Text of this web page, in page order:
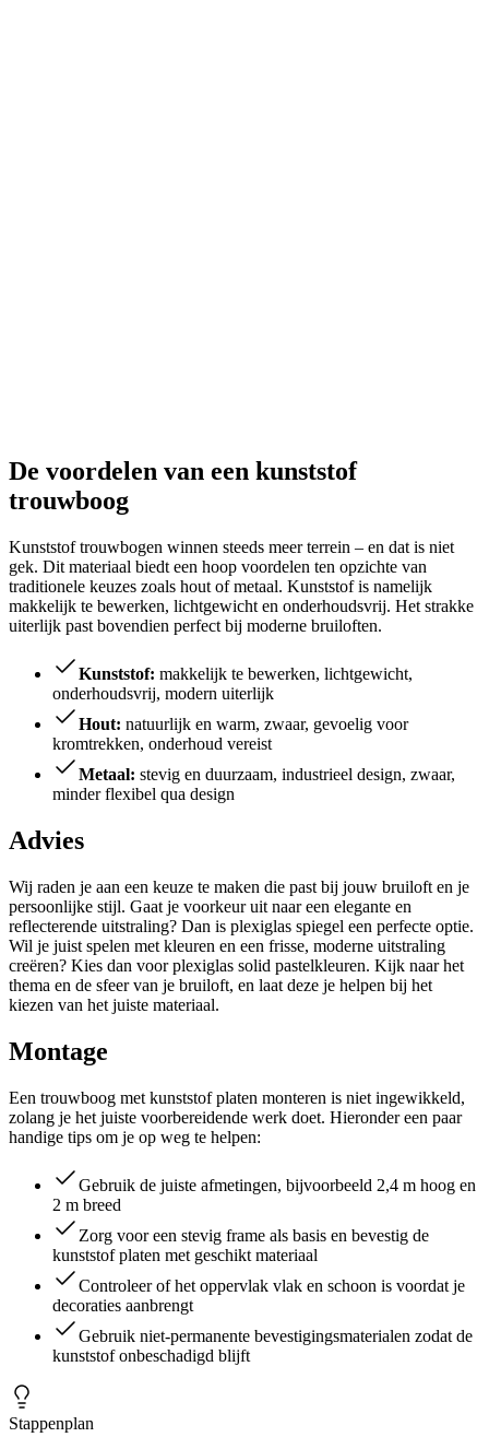
De voordelen van een kunststof
trouwboog
Kunststof trouwbogen winnen steeds meer terrein – en dat is niet
gek. Dit materiaal biedt een hoop voordelen ten opzichte van
traditionele keuzes zoals hout of metaal. Kunststof is namelijk
makkelijk te bewerken, lichtgewicht en onderhoudsvrij. Het strakke
uiterlijk past bovendien perfect bij moderne bruiloften.
Kunststof: makkelijk te bewerken, lichtgewicht,
onderhoudsvrij, modern uiterlijk
Hout: natuurlijk en warm, zwaar, gevoelig voor
kromtrekken, onderhoud vereist
Metaal: stevig en duurzaam, industrieel design, zwaar,
minder flexibel qua design
Advies
Wij raden je aan een keuze te maken die past bij jouw bruiloft en je
persoonlijke stijl. Gaat je voorkeur uit naar een elegante en
reflecterende uitstraling? Dan is plexiglas spiegel een perfecte optie.
Wil je juist spelen met kleuren en een frisse, moderne uitstraling
creëren? Kies dan voor plexiglas solid pastelkleuren. Kijk naar het
thema en de sfeer van je bruiloft, en laat deze je helpen bij het
kiezen van het juiste materiaal.
Montage
Een trouwboog met kunststof platen monteren is niet ingewikkeld,
zolang je het juiste voorbereidende werk doet. Hieronder een paar
handige tips om je op weg te helpen:
Gebruik de juiste afmetingen, bijvoorbeeld 2,4 m hoog en
2 m breed
Zorg voor een stevig frame als basis en bevestig de
kunststof platen met geschikt materiaal
Controleer of het oppervlak vlak en schoon is voordat je
decoraties aanbrengt
Gebruik niet-permanente bevestigingsmaterialen zodat de
kunststof onbeschadigd blijft
Stappenplan